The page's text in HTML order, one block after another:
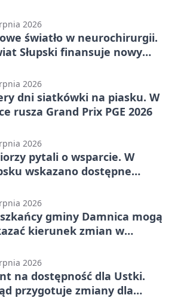
2026
światło w neurochirurgii.
Słupski finansuje nowy
2026
dni siatkówki na piasku. W
rusza Grand Prix PGE 2026
2026
pytali o wsparcie. W
wskazano dostępne
2026
gminy Damnica mogą
kierunek zmian w
2026
na dostępność dla Ustki.
przygotuje zmiany dla